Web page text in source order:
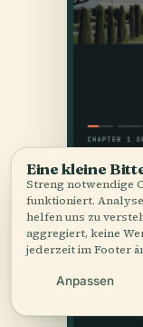
Eine kleine
Streng notwendige
funktioniert.
helfen uns zu
aggregiert, keine
jederzeit im Footer
Anpassen